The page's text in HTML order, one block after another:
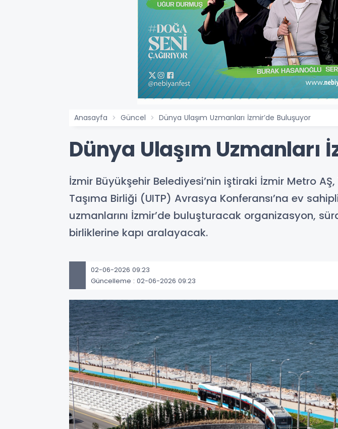
Anasayfa Güncel Dünya Ulaşım Uzmanları İzmir’de Buluşuyor
Dünya Ulaşım Uzmanları
İzmir Büyükşehir Belediyesi’nin iştiraki İzmir Metro
Taşıma Birliği (UITP) Avrasya Konferansı’na ev
uzmanlarını İzmir’de buluşturacak organizasyon,
birliklerine kapı aralayacak.
02-06-2026 09:23
Güncelleme : 02-06-2026 09:23